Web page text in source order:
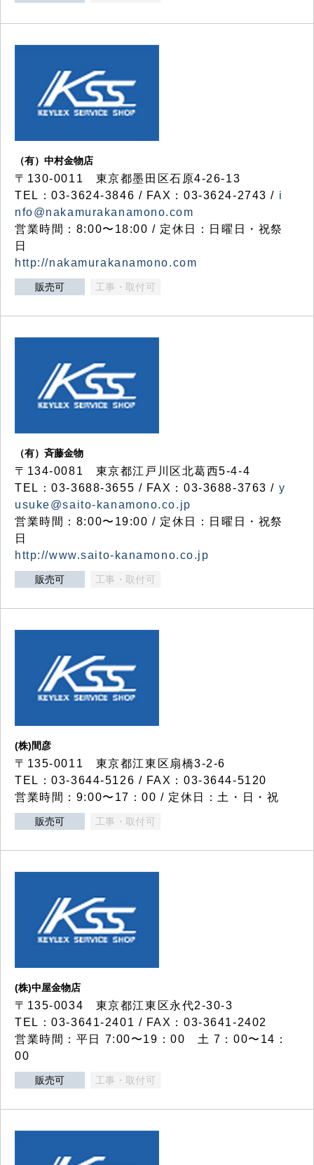
（有）中村金物店
〒130-0011 東京都墨田区石原4-26-13
TEL：03-3624-3846 / FAX：03-3624-2743 / i
nfo@nakamurakanamono.com
営業時間：8:00〜18:00 / 定休日：日曜日・祝祭
日
http://nakamurakanamono.com
販売可 工事・取付可
（有）斉藤金物
〒134-0081 東京都江戸川区北葛西5-4-4
TEL：03-3688-3655 / FAX：03-3688-3763 / y
usuke@saito-kanamono.co.jp
営業時間：8:00〜19:00 / 定休日：日曜日・祝祭
日
http://www.saito-kanamono.co.jp
販売可 工事・取付可
(株)間彦
〒135-0011 東京都江東区扇橋3-2-6
TEL：03-3644-5126 / FAX：03-3644-5120
営業時間：9:00〜17：00 / 定休日：土・日・祝
販売可 工事・取付可
(株)中屋金物店
〒135-0034 東京都江東区永代2-30-3
TEL：03-3641-2401 / FAX：03-3641-2402
営業時間：平日 7:00〜19：00 土 7：00〜14：
00
販売可 工事・取付可